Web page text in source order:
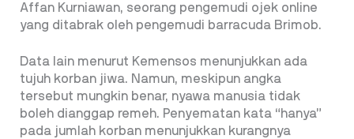
Affan Kurniawan, seorang pengemudi ojek online
yang ditabrak oleh pengemudi barracuda Brimob.
Data lain menurut Kemensos menunjukkan ada
tujuh korban jiwa. Namun, meskipun angka
tersebut mungkin benar, nyawa manusia tidak
boleh dianggap remeh. Penyematan kata “hanya”
pada jumlah korban menunjukkan kurangnya